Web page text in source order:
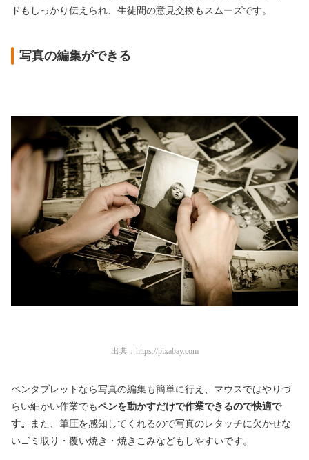
ドもしっかり伝えられ、生徒間の意見交換もスムーズです。
写真の編集ができる
出典： https://pixabay.com
ペンタブレットなら写真の編集も簡単に行え、マウスではやりづ
らい細かい作業でもペンを動かすだけで作業できるので快適で
す。
また、筆圧を感知してくれるので写真のレタッチに欠かせな
いゴミ取り・覆い焼き・焼きこみなどもしやすいです。